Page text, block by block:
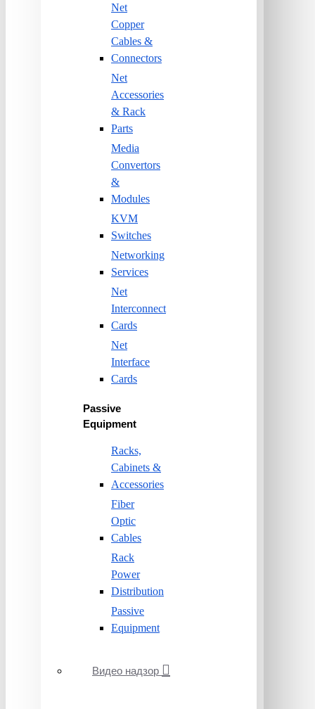
Net
Copper
Cables &
Connectors
Net
Accessories
& Rack
Parts
Media
Convertors
&
Modules
KVM
Switches
Networking
Services
Net
Interconnect
Cards
Net
Interface
Cards
Passive
Equipment
Racks,
Cabinets &
Accessories
Fiber
Optic
Cables
Rack
Power
Distribution
Passive
Equipment
Видео надзор